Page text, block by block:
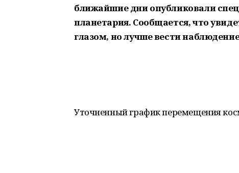
ближайшие дни опубликовали
планетария. Сообщается, что
глазом, но лучше вести
Уточненный график перемещения